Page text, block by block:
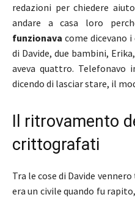
redazioni per chiedere
andare a casa loro
funzionava come dicevano
di Davide, due bambini,
aveva quattro. Telefonavo
dicendo di lasciar stare, il
Il ritrovamento
crittografati
Tra le cose di Davide
era un civile quando fu